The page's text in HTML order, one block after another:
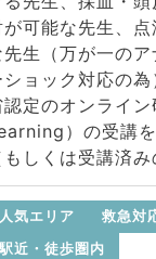
が可能な先生、
先生（万が一の
ショック対応の
認定のオンライ
）の受講
もしくは受講済み
人気エリア
救急対
駅近・徒歩圏内